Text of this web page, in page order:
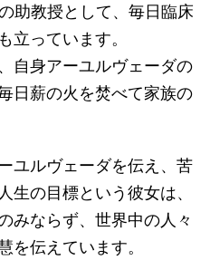
助教授として、毎日臨床
立っています。
自身アーユルヴェーダの
日薪の火を焚べて家族の
ユルヴェーダを伝え、苦
生の目標という彼女は、
みならず、世界中の人々
を伝えています。